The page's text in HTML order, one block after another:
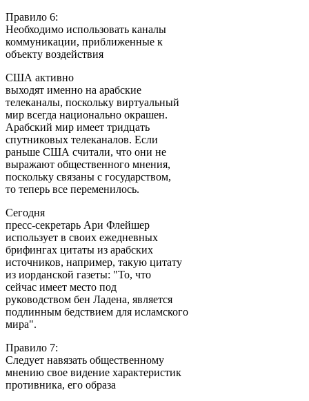
Правило 6:
Необходимо использовать каналы
коммуникации, приближенные к
объекту воздействия
США активно
выходят именно на арабские
телеканалы, поскольку виртуальный
мир всегда национально окрашен.
Арабский мир имеет тридцать
спутниковых телеканалов. Если
раньше США считали, что они не
выражают общественного мнения,
поскольку связаны с государством,
то теперь все переменилось.
Сегодня
пресс-секретарь Ари Флейшер
использует в своих ежедневных
брифингах цитаты из арабских
источников, например, такую цитату
из иорданской газеты: "То, что
сейчас имеет место под
руководством бен Ладена, является
подлинным бедствием для исламского
мира".
Правило 7:
Следует навязать общественному
мнению свое видение характеристик
противника, его образа